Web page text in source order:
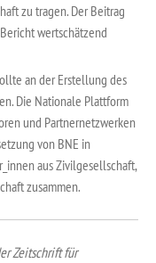
zu tragen. Der Beitrag
wertschätzend
an der Erstellung des
Die Nationale Plattform
und Partnernetzwerken
von BNE in
aus Zivilgesellschaft,
zusammen.
Zeitschrift für